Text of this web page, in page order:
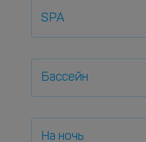
SPA
Бассейн
На ночь